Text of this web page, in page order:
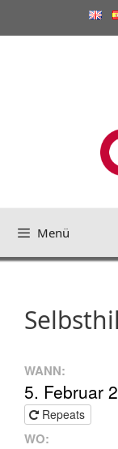
Menü
WANN:
5. Februar
Repeats
WO: